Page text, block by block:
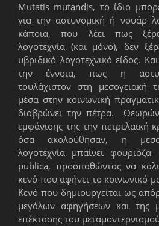
Mutatis mutandis, το ίδιο
για την αστυνομική ή νουάρ
κάποια, που λέει πως
λογοτεχνία (και μόνο), δεν
υβριδικό λογοτεχνικό είδος.
την έννοια, πως η
τουλάχιστον στη μεσογειακή
μέσα στην κοινωνική
διαβρώνει την πέτρα.
εμφάνισης της την πετρελαϊκή
όσα ακολούθησαν, η
λογοτεχνία μπαίνει
publica, προσπαθώντας να
κενό που αφήνει το κοινωνικό
Κενό που δημιουργείται ως
μεγάλων αφηγήσεων και της
επέκτασης του